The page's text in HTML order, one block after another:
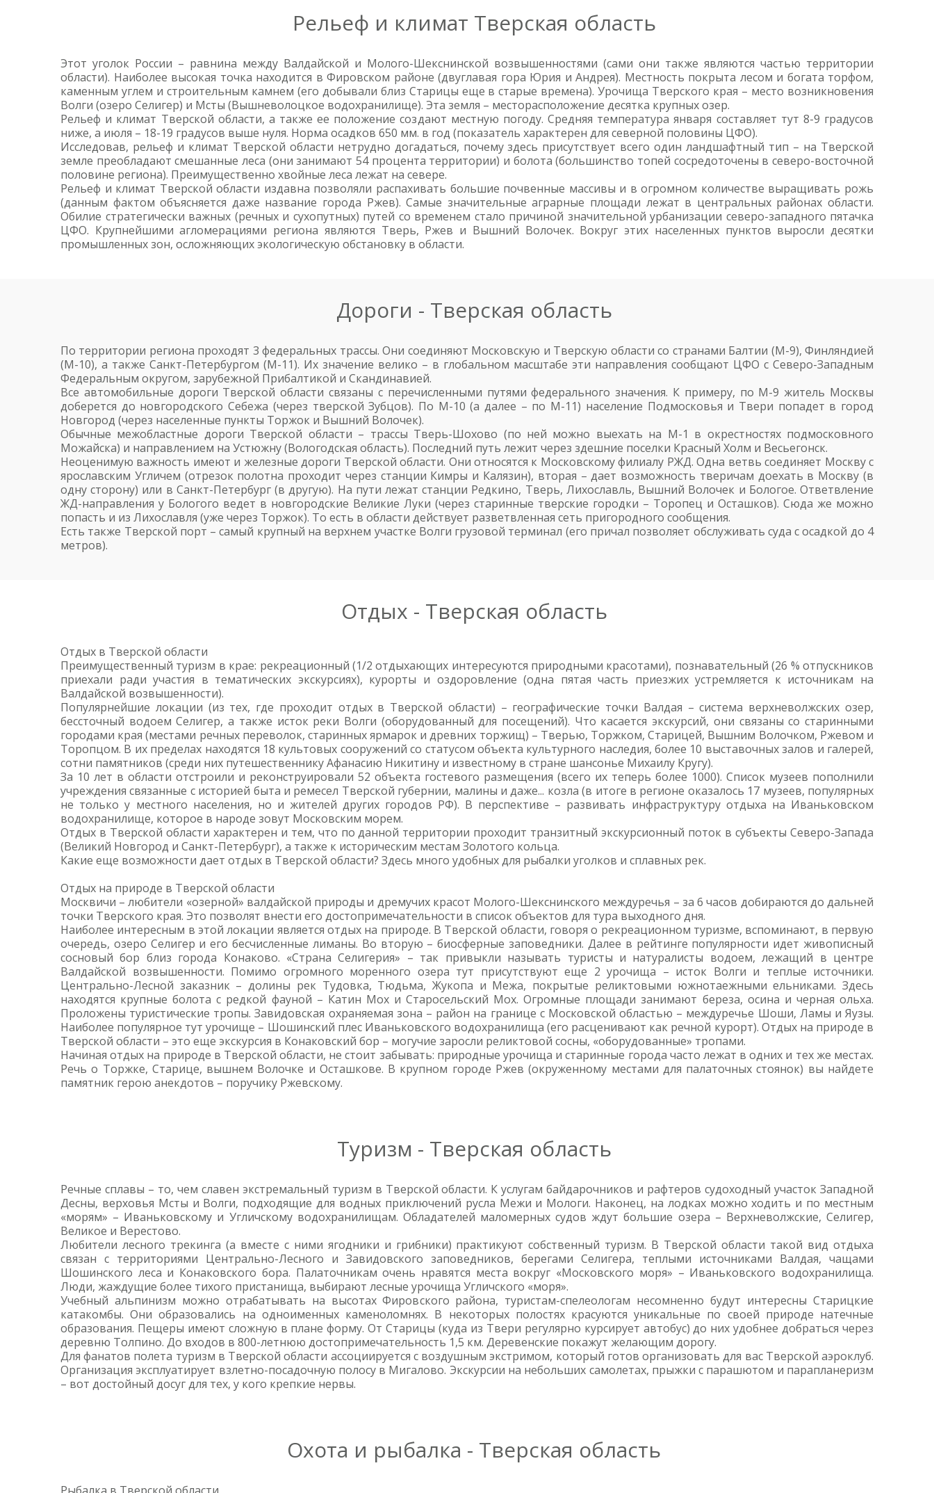
Рельеф и климат Тверская область
Этот уголок России – равнина между Валдайской и Молого-Шекснинской возвышенностями (сами они также являются частью территории
области). Наиболее высокая точка находится в Фировском районе (двуглавая гора Юрия и Андрея). Местность покрыта лесом и богата торфом,
каменным углем и строительным камнем (его добывали близ Старицы еще в старые времена). Урочища Тверского края – место возникновения
Волги (озеро Селигер) и Мсты (Вышневолоцкое водохранилище). Эта земля – месторасположение десятка крупных озер.
Рельеф и климат Тверской области, а также ее положение создают местную погоду. Средняя температура января составляет тут 8-9 градусов
ниже, а июля – 18-19 градусов выше нуля. Норма осадков 650 мм. в год (показатель характерен для северной половины ЦФО).
Исследовав, рельеф и климат Тверской области нетрудно догадаться, почему здесь присутствует всего один ландшафтный тип – на Тверской
земле преобладают смешанные леса (они занимают 54 процента территории) и болота (большинство топей сосредоточены в северо-восточной
половине региона). Преимущественно хвойные леса лежат на севере.
Рельеф и климат Тверской области издавна позволяли распахивать большие почвенные массивы и в огромном количестве выращивать рожь
(данным фактом объясняется даже название города Ржев). Самые значительные аграрные площади лежат в центральных районах области.
Обилие стратегически важных (речных и сухопутных) путей со временем стало причиной значительной урбанизации северо-западного пятачка
ЦФО. Крупнейшими агломерациями региона являются Тверь, Ржев и Вышний Волочек. Вокруг этих населенных пунктов выросли десятки
промышленных зон, осложняющих экологическую обстановку в области.
Дороги - Тверская область
По территории региона проходят 3 федеральных трассы. Они соединяют Московскую и Тверскую области со странами Балтии (М-9), Финляндией
(М-10), а также Санкт-Петербургом (М-11). Их значение велико – в глобальном масштабе эти направления сообщают ЦФО с Северо-Западным
Федеральным округом, зарубежной Прибалтикой и Скандинавией.
Все автомобильные дороги Тверской области связаны с перечисленными путями федерального значения. К примеру, по М-9 житель Москвы
доберется до новгородского Себежа (через тверской Зубцов). По М-10 (а далее – по М-11) население Подмосковья и Твери попадет в город
Новгород (через населенные пункты Торжок и Вышний Волочек).
Обычные межобластные дороги Тверской области – трассы Тверь-Шохово (по ней можно выехать на М-1 в окрестностях подмосковного
Можайска) и направлением на Устюжну (Вологодская область). Последний путь лежит через здешние поселки Красный Холм и Весьегонск.
Неоценимую важность имеют и железные дороги Тверской области. Они относятся к Московскому филиалу РЖД. Одна ветвь соединяет Москву с
ярославским Угличем (отрезок полотна проходит через станции Кимры и Калязин), вторая – дает возможность тверичам доехать в Москву (в
одну сторону) или в Санкт-Петербург (в другую). На пути лежат станции Редкино, Тверь, Лихославль, Вышний Волочек и Бологое. Ответвление
ЖД-направления у Бологого ведет в новгородские Великие Луки (через старинные тверские городки – Торопец и Осташков). Сюда же можно
попасть и из Лихославля (уже через Торжок). То есть в области действует разветвленная сеть пригородного сообщения.
Есть также Тверской порт – самый крупный на верхнем участке Волги грузовой терминал (его причал позволяет обслуживать суда с осадкой до 4
метров).
Отдых - Тверская область
Отдых в Тверской области
Преимущественный туризм в крае: рекреационный (1/2 отдыхающих интересуются природными красотами), познавательный (26 % отпускников
приехали ради участия в тематических экскурсиях), курорты и оздоровление (одна пятая часть приезжих устремляется к источникам на
Валдайской возвышенности).
Популярнейшие локации (из тех, где проходит отдых в Тверской области) – географические точки Валдая – система верхневолжских озер,
бессточный водоем Селигер, а также исток реки Волги (оборудованный для посещений). Что касается экскурсий, они связаны со старинными
городами края (местами речных переволок, старинных ярмарок и древних торжищ) – Тверью, Торжком, Старицей, Вышним Волочком, Ржевом и
Торопцом. В их пределах находятся 18 культовых сооружений со статусом объекта культурного наследия, более 10 выставочных залов и галерей,
сотни памятников (среди них путешественнику Афанасию Никитину и известному в стране шансонье Михаилу Кругу).
За 10 лет в области отстроили и реконструировали 52 объекта гостевого размещения (всего их теперь более 1000). Список музеев пополнили
учреждения связанные с историей быта и ремесел Тверской губернии, малины и даже... козла (в итоге в регионе оказалось 17 музеев, популярных
не только у местного населения, но и жителей других городов РФ). В перспективе – развивать инфраструктуру отдыха на Иваньковском
водохранилище, которое в народе зовут Московским морем.
Отдых в Тверской области характерен и тем, что по данной территории проходит транзитный экскурсионный поток в субъекты Северо-Запада
(Великий Новгород и Санкт-Петербург), а также к историческим местам Золотого кольца.
Какие еще возможности дает отдых в Тверской области? Здесь много удобных для рыбалки уголков и сплавных рек.
Отдых на природе в Тверской области
Москвичи – любители «озерной» валдайской природы и дремучих красот Молого-Шекснинского междуречья – за 6 часов добираются до дальней
точки Тверского края. Это позволят внести его достопримечательности в список объектов для тура выходного дня.
Наиболее интересным в этой локации является отдых на природе. В Тверской области, говоря о рекреационном туризме, вспоминают, в первую
очередь, озеро Селигер и его бесчисленные лиманы. Во вторую – биосферные заповедники. Далее в рейтинге популярности идет живописный
сосновый бор близ города Конаково. «Страна Селигерия» – так привыкли называть туристы и натуралисты водоем, лежащий в центре
Валдайской возвышенности. Помимо огромного моренного озера тут присутствуют еще 2 урочища – исток Волги и теплые источники.
Центрально-Лесной заказник – долины рек Тудовка, Тюдьма, Жукопа и Межа, покрытые реликтовыми южнотаежными ельниками. Здесь
находятся крупные болота с редкой фауной – Катин Мох и Старосельский Мох. Огромные площади занимают береза, осина и черная ольха.
Проложены туристические тропы. Завидовская охраняемая зона – район на границе с Московской областью – междуречье Шоши, Ламы и Яузы.
Наиболее популярное тут урочище – Шошинский плес Иваньковского водохранилища (его расценивают как речной курорт). Отдых на природе в
Тверской области – это еще экскурсия в Конаковский бор – могучие заросли реликтовой сосны, «оборудованные» тропами.
Начиная отдых на природе в Тверской области, не стоит забывать: природные урочища и старинные города часто лежат в одних и тех же местах.
Речь о Торжке, Старице, вышнем Волочке и Осташкове. В крупном городе Ржев (окруженному местами для палаточных стоянок) вы найдете
памятник герою анекдотов – поручику Ржевскому.
Туризм - Тверская область
Речные сплавы – то, чем славен экстремальный туризм в Тверской области. К услугам байдарочников и рафтеров судоходный участок Западной
Десны, верховья Мсты и Волги, подходящие для водных приключений русла Межи и Мологи. Наконец, на лодках можно ходить и по местным
«морям» – Иваньковскому и Угличскому водохранилищам. Обладателей маломерных судов ждут большие озера – Верхневолжские, Селигер,
Великое и Верестово.
Любители лесного трекинга (а вместе с ними ягодники и грибники) практикуют собственный туризм. В Тверской области такой вид отдыха
связан с территориями Центрально-Лесного и Завидовского заповедников, берегами Селигера, теплыми источниками Валдая, чащами
Шошинского леса и Конаковского бора. Палаточникам очень нравятся места вокруг «Московского моря» – Иваньковского водохранилища.
Люди, жаждущие более тихого пристанища, выбирают лесные урочища Угличского «моря».
Учебный альпинизм можно отрабатывать на высотах Фировского района, туристам-спелеологам несомненно будут интересны Старицкие
катакомбы. Они образовались на одноименных каменоломнях. В некоторых полостях красуются уникальные по своей природе натечные
образования. Пещеры имеют сложную в плане форму. От Старицы (куда из Твери регулярно курсирует автобус) до них удобнее добраться через
деревню Толпино. До входов в 800-летнюю достопримечательность 1,5 км. Деревенские покажут желающим дорогу.
Для фанатов полета туризм в Тверской области ассоциируется с воздушным экстримом, который готов организовать для вас Тверской аэроклуб.
Организация эксплуатирует взлетно-посадочную полосу в Мигалово. Экскурсии на небольших самолетах, прыжки с парашютом и парапланеризм
– вот достойный досуг для тех, у кого крепкие нервы.
Охота и рыбалка - Тверская область